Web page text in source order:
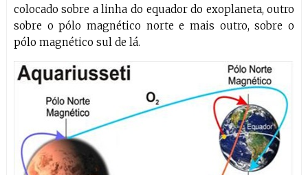
colocado sobre a linha do equador do exoplaneta, outro
sobre o pólo magnético norte e mais outro, sobre o
pólo magnético sul de lá.